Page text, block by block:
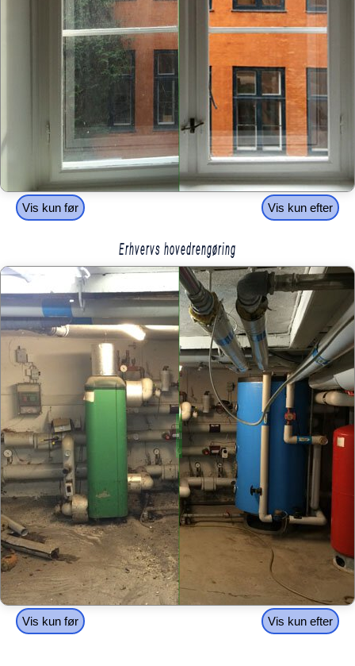
Vis kun før Vis kun efter
Erhvervs hovedrengøring
Vis kun før Vis kun efter